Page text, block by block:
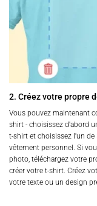
2. Créez votre propre
Vous pouvez maintenant
shirt - choisissez d'abord
t-shirt et choisissez l'un
vêtement personnel. Si
photo, téléchargez votre
créer votre t-shirt. Créez
votre texte ou un design